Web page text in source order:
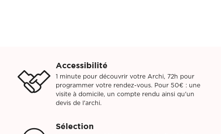
Accessibilité
1 minute pour découvrir votre Archi, 72h pour
programmer votre rendez-vous. Pour 50€ : une
visite à domicile, un compte rendu ainsi qu'un
devis de l'archi.
Sélection